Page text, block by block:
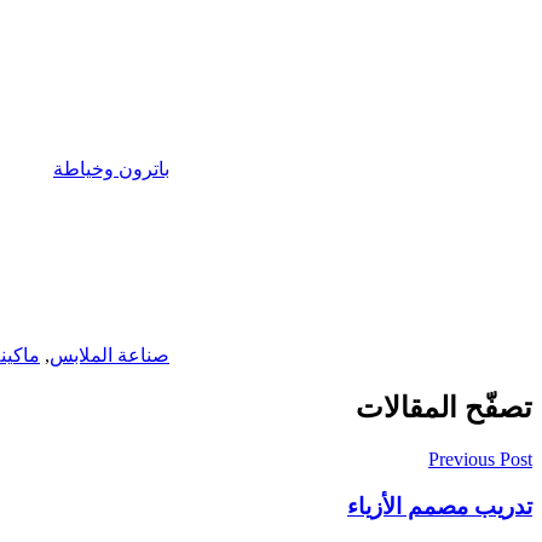
باترون وخياطة
صناعة الملابس,
تصفّح المقالات
Previous Post
تدريب مصمم الأزياء